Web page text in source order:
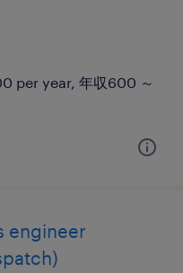
per year, 年収600 ～
engineer